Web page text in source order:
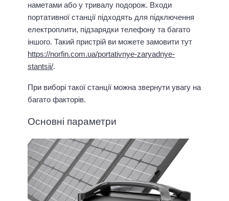
наметами або у тривалу подорож. Входи
портативної станції підходять для підключення
електроплити, підзарядки телефону та багато
іншого. Такий пристрій ви можете замовити тут
https://norfin.com.ua/portativnye-zaryadnye-
stantsii/.
При виборі такої станції можна звернути увагу на
багато факторів.
Основні параметри